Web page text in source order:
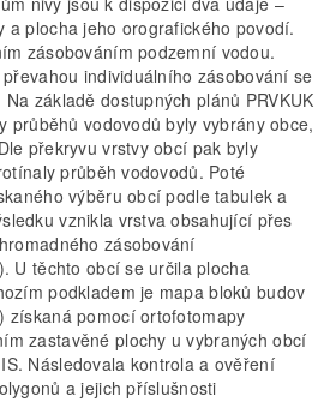
a plocha jeho orografického povodí.
zásobováním podzemní vodou.
individuálního zásobování se
základě dostupných plánů PRVKUK
průběhů vodovodů byly vybrány obce,
překryvu vrstvy obcí pak byly
průběh vodovodů. Poté
výběru obcí podle tabulek a
vznikla vrstva obsahující přes
zásobování
U těchto obcí se určila plocha
podkladem je mapa bloků budov
získaná pomocí ortofotomapy
zastavěné plochy u vybraných obcí
Následovala kontrola a ověření
a jejich příslušnosti